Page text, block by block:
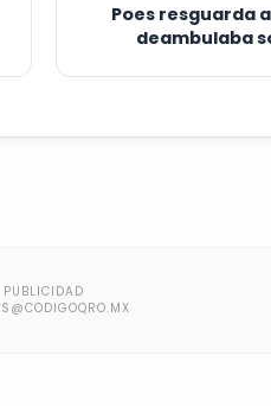
Poes resguarda
deambulaba